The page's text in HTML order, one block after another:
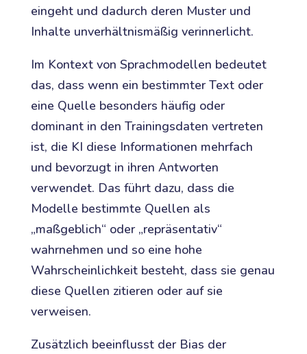
eingeht und dadurch deren Muster und
Inhalte unverhältnismäßig verinnerlicht.
Im Kontext von Sprachmodellen bedeutet
das, dass wenn ein bestimmter Text oder
eine Quelle besonders häufig oder
dominant in den Trainingsdaten vertreten
ist, die KI diese Informationen mehrfach
und bevorzugt in ihren Antworten
verwendet. Das führt dazu, dass die
Modelle bestimmte Quellen als
„maßgeblich“ oder „repräsentativ“
wahrnehmen und so eine hohe
Wahrscheinlichkeit besteht, dass sie genau
diese Quellen zitieren oder auf sie
verweisen.
Zusätzlich beeinflusst der Bias der